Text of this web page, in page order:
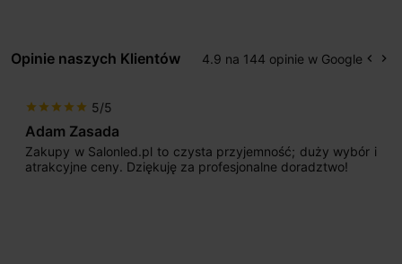
Opinie naszych Klientów 4.9 na 144 opinie w Google keyboard_arrow_left keyboard_arrow_right
star star star star star 5/5
Adam Zasada
Zakupy w Salonled.pl to czysta przyjemność; duży wybór i
atrakcyjne ceny. Dziękuję za profesjonalne doradztwo!